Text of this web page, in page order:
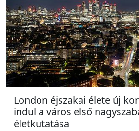
London éjszakai élete új
indul a város első
életkutatása